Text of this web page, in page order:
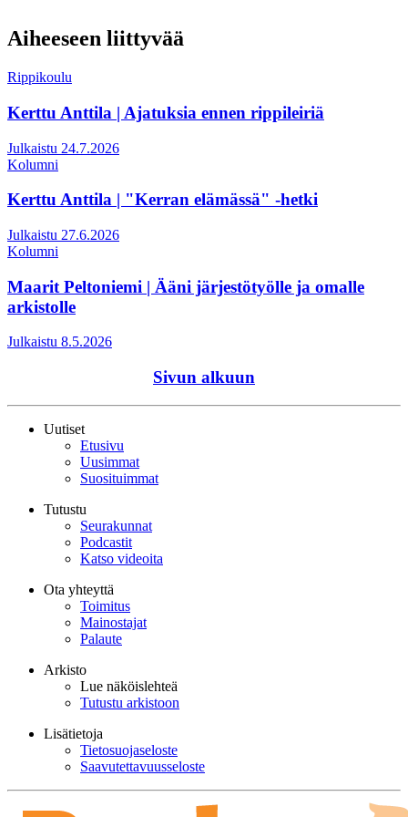
Aiheeseen liittyvää
Rippikoulu
Kerttu Anttila | Ajatuksia ennen rippileiriä
Julkaistu 24.7.2026
Kolumni
Kerttu Anttila | "Kerran elämässä" -hetki
Julkaistu 27.6.2026
Kolumni
Maarit Peltoniemi | Ääni järjestötyölle ja omalle
arkistolle
Julkaistu 8.5.2026
Sivun alkuun
Uutiset
Etusivu
Uusimmat
Suosituimmat
Tutustu
Seurakunnat
Podcastit
Katso videoita
Ota yhteyttä
Toimitus
Mainostajat
Palaute
Arkisto
Lue näköislehteä
Tutustu arkistoon
Lisätietoja
Tietosuojaseloste
Saavutettavuusseloste